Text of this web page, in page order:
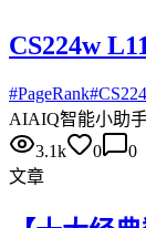
CS224w
#PageRank#
AIAIQ智能小助
3.1k
0
0
文章